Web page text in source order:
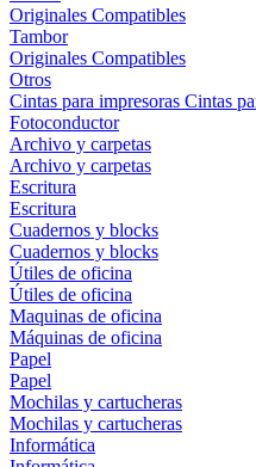
Originales Compatibles
Tambor
Originales Compatibles
Otros
Cintas para impresoras Cintas
Fotoconductor
Archivo y carpetas
Archivo y carpetas
Escritura
Escritura
Cuadernos y blocks
Cuadernos y blocks
Útiles de oficina
Útiles de oficina
Maquinas de oficina
Máquinas de oficina
Papel
Papel
Mochilas y cartucheras
Mochilas y cartucheras
Informática